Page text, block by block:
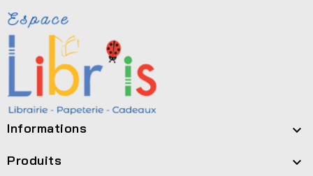
Informations 
Produits 